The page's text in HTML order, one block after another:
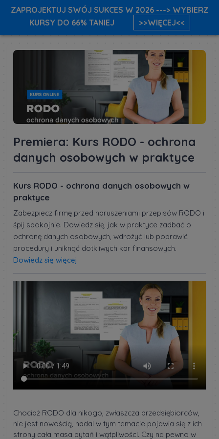
Premiera: Kurs RODO - ochrona
danych osobowych w praktyce
Kurs RODO - ochrona danych osobowych w
praktyce
Zabezpiecz firmę przed naruszeniami przepisów RODO i
śpij spokojnie. Dowiedz się, jak w praktyce zadbać o
ochronę danych osobowych, wdrożyć lub poprawić
procedury i uniknąć dotkliwych kar finansowych.
Dowiedz się więcej
Chociaż RODO dla nikogo, zwłaszcza przedsiębiorców,
nie jest nowością, nadal w tym temacie pojawia się z ich
strony cała masa pytań i wątpliwości. Czy na pewno w
ZAPROJEKTUJ SWÓJ SUKCES W 2026 ---> WYBIERZ
KURSY DO 66% TANIEJ
>>WIĘCEJ<<